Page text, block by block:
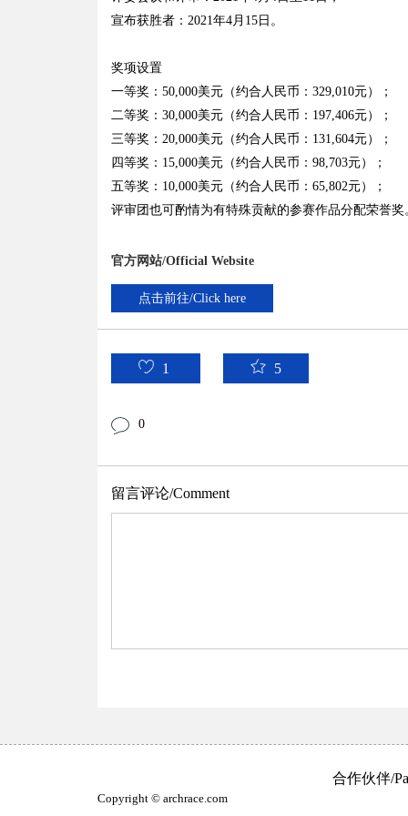
宣布获胜者：2021年4月15日。
奖项设置
一等奖：50,000美元（约合人民币：329,010元）；
二等奖：30,000美元（约合人民币：197,406元）；
三等奖：20,000美元（约合人民币：131,604元）；
四等奖：15,000美元（约合人民币：98,703元）；
五等奖：10,000美元（约合人民币：65,802元）；
评审团也可酌情为有特殊贡献的参赛作品分配荣誉奖
官方网站/Official Website
点击前往/Click here
1 5
0
留言评论/Comment
Copyright © archrace.com
合作伙伴/